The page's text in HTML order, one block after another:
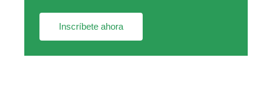
Inscríbete ahora